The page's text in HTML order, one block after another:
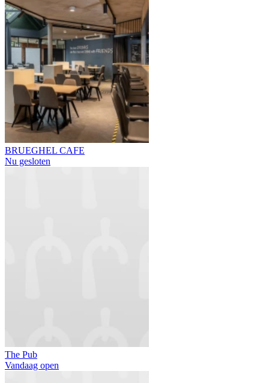
BRUEGHEL CAFE
Nu gesloten
The Pub
Vandaag open